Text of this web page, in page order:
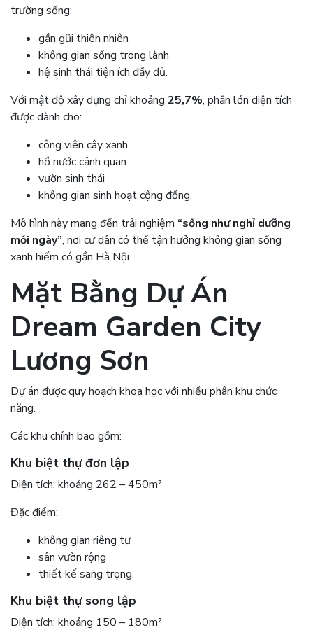
trường sống:
gần gũi thiên nhiên
không gian sống trong lành
hệ sinh thái tiện ích đầy đủ.
Với mật độ xây dựng chỉ khoảng 25,7%, phần lớn diện tích
được dành cho:
công viên cây xanh
hồ nước cảnh quan
vườn sinh thái
không gian sinh hoạt cộng đồng.
Mô hình này mang đến trải nghiệm “sống như nghỉ dưỡng
mỗi ngày”, nơi cư dân có thể tận hưởng không gian sống
xanh hiếm có gần Hà Nội.
Mặt Bằng Dự Án
Dream Garden City
Lương Sơn
Dự án được quy hoạch khoa học với nhiều phân khu chức
năng.
Các khu chính bao gồm:
Khu biệt thự đơn lập
Diện tích: khoảng 262 – 450m²
Đặc điểm:
không gian riêng tư
sân vườn rộng
thiết kế sang trọng.
Khu biệt thự song lập
Diện tích: khoảng 150 – 180m²